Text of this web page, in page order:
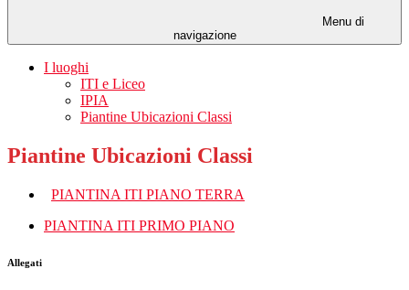
Menu di
navigazione
I luoghi
ITI e Liceo
IPIA
Piantine Ubicazioni Classi
Piantine Ubicazioni Classi
PIANTINA ITI PIANO TERRA
PIANTINA ITI PRIMO PIANO
Allegati